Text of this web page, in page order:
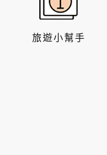
旅遊小幫手